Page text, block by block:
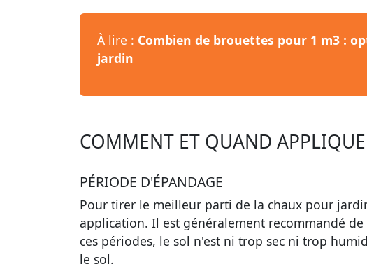
À lire : Combien de brouettes pour 1 m3 :
jardin
COMMENT ET QUAND
PÉRIODE D'ÉPANDAGE
Pour tirer le meilleur parti de la chaux pour
application. Il est généralement recommandé
ces périodes, le sol n'est ni trop sec ni trop
le sol.